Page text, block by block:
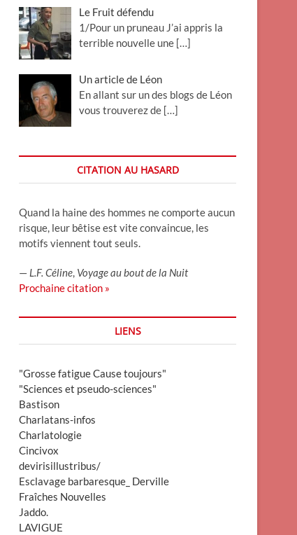
Le Fruit défendu
1/Pour un pruneau J’ai appris la
terrible nouvelle une […]
Un article de Léon
En allant sur un des blogs de Léon
vous trouverez de […]
CITATION AU HASARD
Quand la haine des hommes ne comporte aucun
risque, leur bêtise est vite convaincue, les
motifs viennent tout seuls.
— L.F. Céline, Voyage au bout de la Nuit
Prochaine citation »
LIENS
"Grosse fatigue Cause toujours"
"Sciences et pseudo-sciences"
Bastison
Charlatans-infos
Charlatologie
Cincivox
devirisillustribus/
Esclavage barbaresque_ Derville
Fraîches Nouvelles
Jaddo.
LAVIGUE